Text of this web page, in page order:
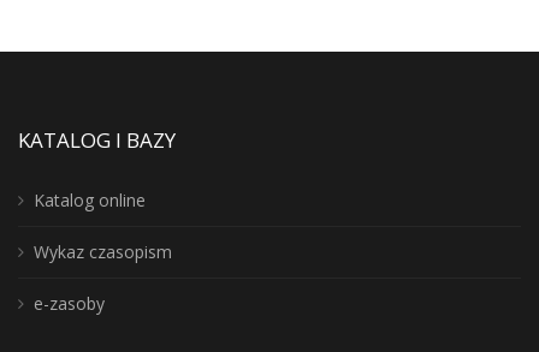
KATALOG I BAZY
Katalog online
Wykaz czasopism
e-zasoby